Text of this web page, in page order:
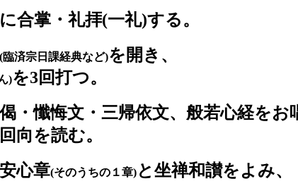
合掌・礼拝(一礼)する。
(臨済宗日課経典など)を開き、
)を3回打つ。
・懺悔文・三帰依文、 般若心経をお
回向を読む。
心章(そのうちの１章) と坐禅和讃をよみ、